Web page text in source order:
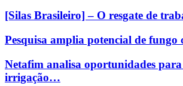
[Silas Brasileiro] – O resgate de
Pesquisa amplia potencial de
Netafim analisa oportunidades para
irrigação…